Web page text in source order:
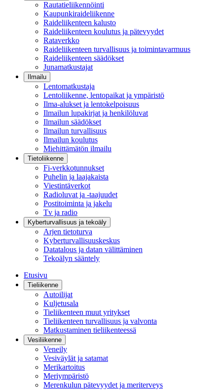
Rautatieliikennöinti
Kaupunkiraideliikenne
Raideliikenteen kalusto
Raideliikenteen koulutus ja pätevyydet
Rataverkko
Raideliikenteen turvallisuus ja toimintavarmuus
Raideliikenteen säädökset
Junamatkustajat
Ilmailu
Lentomatkustaja
Lentoliikenne, lentopaikat ja ympäristö
Ilma-alukset ja lentokelpoisuus
Ilmailun lupakirjat ja henkilöluvat
Ilmailun säädökset
Ilmailun turvallisuus
Ilmailun koulutus
Miehittämätön ilmailu
Tietoliikenne
Fi-verkkotunnukset
Puhelin ja laajakaista
Viestintäverkot
Radioluvat ja -taajuudet
Postitoiminta ja jakelu
Tv ja radio
Kyberturvallisuus ja tekoäly
Arjen tietoturva
Kyberturvallisuuskeskus
Datatalous ja datan välittäminen
Tekoälyn sääntely
Etusivu
Tieliikenne
Autoilijat
Kuljetusala
Tieliikenteen muut yritykset
Tieliikenteen turvallisuus ja valvonta
Matkustaminen tieliikenteessä
Vesiliikenne
Veneily
Vesiväylät ja satamat
Merikartoitus
Meriympäristö
Merenkulun pätevyydet ja meriterveys